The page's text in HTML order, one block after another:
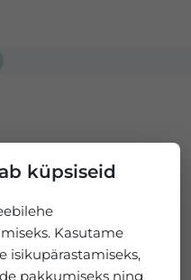
küpsiseid
Kasutame
isikupärastamiseks,
pakkumiseks ning